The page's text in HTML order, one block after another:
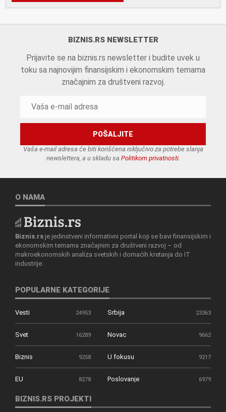
BIZNIS.RS NEWSLETTER
Prijavite se na biznis.rs newsletter i budite uvek u
toku sa najnovijim finansijskim i ekonomskim temama
značajnim za društveni razvoj.
Vaša e-mail adresa će biti korišćena isključivo za potrebe slanja
newslettera, a u skladu sa Politikom privatnosti.
O NAMA
Biznis.rs je jedinstveni informativni portal koji se bavi finansijskim i
ekonomskim temama značajnim za društveni razvoj – od
makroekonomskih analiza svetskih i domaćih kretanja do IT
industrije.
POPULARNE KATEGORIJE
Vesti 24953 Srbija 23363
Svet 16289 Novac 9662
Biznis 9258 U fokusu 9217
EU 8278 Poslovanje 6979
BIZNIS.RS PROJEKTI